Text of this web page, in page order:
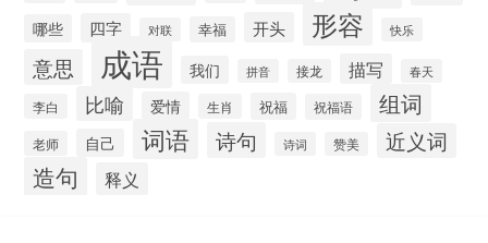
哪些 四字 对联 幸福 开头 形容 快乐
意思 成语 我们 拼音 接龙 描写 春天
李白 比喻 爱情 生肖 祝福 祝福语 组词
老师 自己 词语 诗句 诗词 赞美 近义词
造句 释义